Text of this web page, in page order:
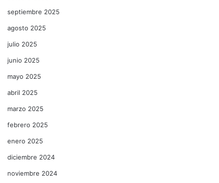
septiembre 2025
agosto 2025
julio 2025
junio 2025
mayo 2025
abril 2025
marzo 2025
febrero 2025
enero 2025
diciembre 2024
noviembre 2024